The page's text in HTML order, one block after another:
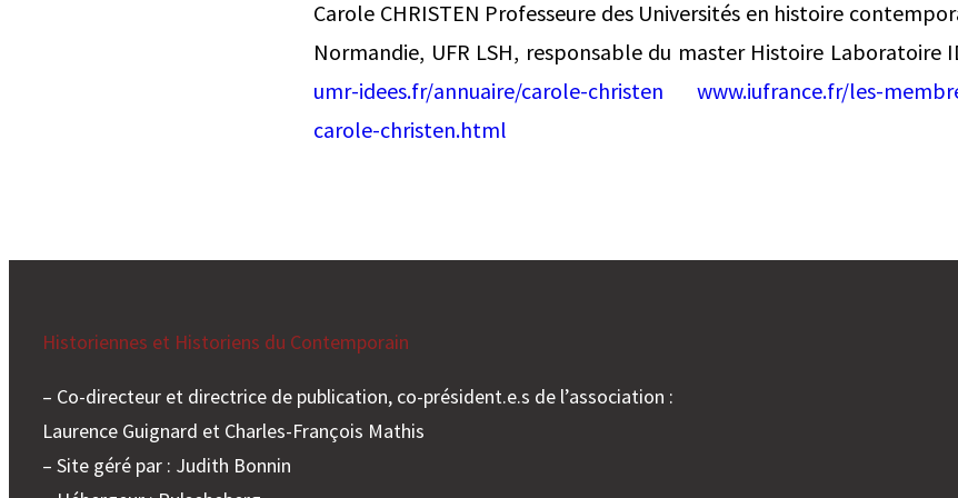
Carole CHRISTEN Professeure des Universités en histoire
Normandie, UFR LSH, responsable du master Histoire Laboratoire
umr-idees.fr/annuaire/carole-christen
www.iufrance.fr/les-
carole-christen.html
Historiennes et Historiens du Contemporain
– Co-directeur et directrice de publication, co-président.e.s de l’association :
Laurence Guignard et Charles-François Mathis
– Site géré par : Judith Bonnin